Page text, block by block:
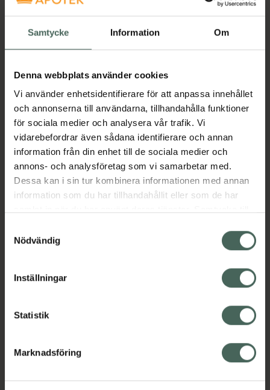
Samtycke Information Om
Denna webbplats använder cookies
Vi använder enhetsidentifierare för att anpassa innehållet
och annonserna till användarna, tillhandahålla funktioner
för sociala medier och analysera vår trafik. Vi
vidarebefordrar även sådana identifierare och annan
information från din enhet till de sociala medier och
annons- och analysföretag som vi samarbetar med.
Dessa kan i sin tur kombinera informationen med annan
information som du har tillhandahållit eller som de har
återkalla ditt samtycke via webbplatsens
cookieinställningar. Ett återkallat samtycke påverkar inte
lagligheten av behandling som skett innan återkallelsen.
Nödvändig
Inställningar
Statistik
Marknadsföring
0 kr
Aktuella erbjudanden
Beskrivning Dölj
Kronans Apotek finns här för dig. Du hittar oss från Skåne i
datorn. Oavsett vem du är så är det vårt uppdrag att
med oss.
Kontakta oss
Hitta apotek